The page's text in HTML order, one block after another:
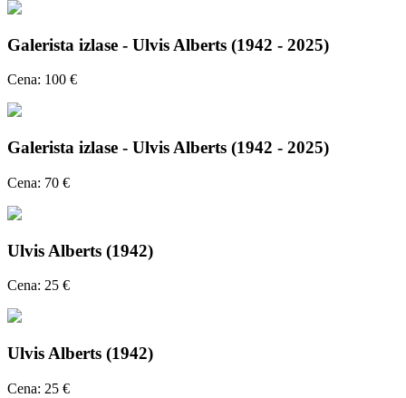
Galerista izlase - Ulvis Alberts (1942 - 2025)
Cena: 100 €
Galerista izlase - Ulvis Alberts (1942 - 2025)
Cena: 70 €
Ulvis Alberts (1942)
Cena: 25 €
Ulvis Alberts (1942)
Cena: 25 €